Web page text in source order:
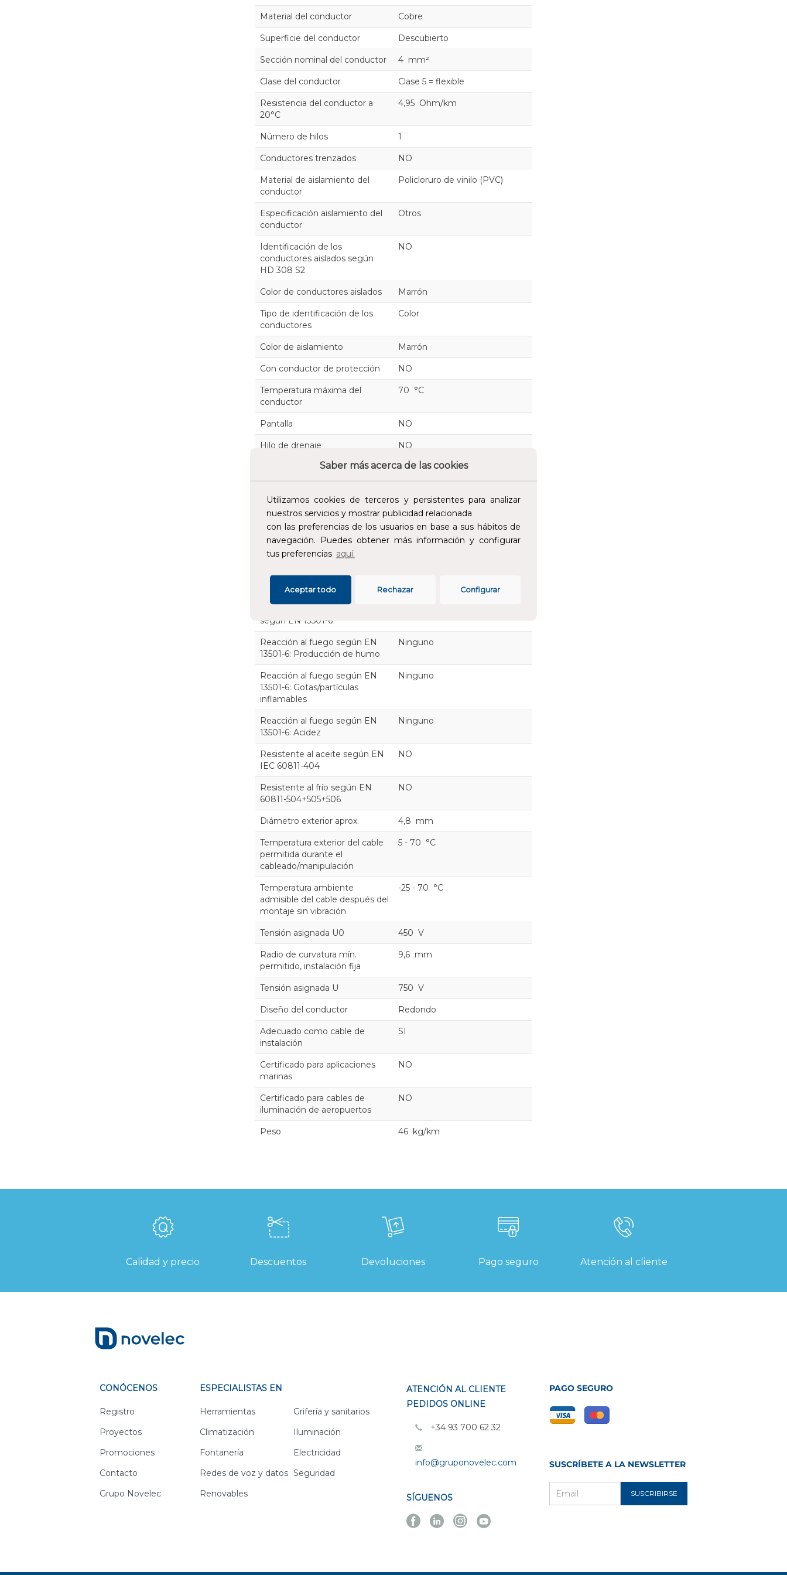
Saber más acerca de las cookies
Utilizamos cookies de terceros y persistentes para analizar
nuestros servicios y mostrar publicidad relacionada
con las preferencias de los usuarios en base a sus hábitos de
navegación. Puedes obtener más información y configurar
tus preferencias aquí.
Configurar
Rechazar
Aceptar todo
Material del conductor Cobre
Superficie del conductor Descubierto
Sección nominal del conductor 4 mm²
Clase del conductor Clase 5 = flexible
Resistencia del conductor a
20°C
4,95 Ohm/km
Número de hilos 1
Conductores trenzados NO
Material de aislamiento del
conductor
Policloruro de vinilo (PVC)
Especificación aislamiento del
conductor
Otros
Identificación de los
conductores aislados según
HD 308 S2
NO
Color de conductores aislados Marrón
Tipo de identificación de los
conductores
Color
Color de aislamiento Marrón
Con conductor de protección NO
Temperatura máxima del
conductor
70 °C
Pantalla NO
Hilo de drenaje NO
Cubierta protectora Ninguno
Material de cubierta Ninguno
Especificación del material de
cubierta
Otros
Geometría del cable Redondo
según EN 13501-6
Reacción al fuego según EN
13501-6: Producción de humo
Ninguno
Reacción al fuego según EN
13501-6: Gotas/partículas
inflamables
Ninguno
Reacción al fuego según EN
13501-6: Acidez
Ninguno
Resistente al aceite según EN
IEC 60811-404
NO
Resistente al frío según EN
60811-504+505+506
NO
Diámetro exterior aprox. 4,8 mm
Temperatura exterior del cable
permitida durante el
cableado/manipulación
5 - 70 °C
Temperatura ambiente
admisible del cable después del
montaje sin vibración
-25 - 70 °C
Tensión asignada U0 450 V
Radio de curvatura mín.
permitido, instalación fija
9,6 mm
Tensión asignada U 750 V
Diseño del conductor Redondo
Adecuado como cable de
instalación
SI
Certificado para aplicaciones
marinas
NO
Certificado para cables de
iluminación de aeropuertos
NO
Peso 46 kg/km
Calidad y precio Descuentos Devoluciones Pago seguro Atención al cliente
CONÓCENOS
Registro
Proyectos
Promociones
Contacto
Grupo Novelec
ESPECIALISTAS EN
Herramientas
Grifería y sanitarios
Climatización
Iluminación
Fontanería
Electricidad
Redes de voz y datos Seguridad
Renovables
ATENCIÓN AL CLIENTE
PEDIDOS ONLINE
+34 93 700 62 32
info@gruponovelec.com
SÍGUENOS
Facebook
Linkedin
Instagram
Youtube
PAGO SEGURO
SUSCRÍBETE A LA NEWSLETTER
SUSCRIBIRSE